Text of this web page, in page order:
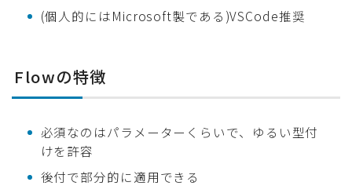
(個人的にはMicrosoft製である)VSCode推奨
Flowの特徴
必須なのはパラメーターくらいで、ゆるい型付
けを許容
後付で部分的に適用できる